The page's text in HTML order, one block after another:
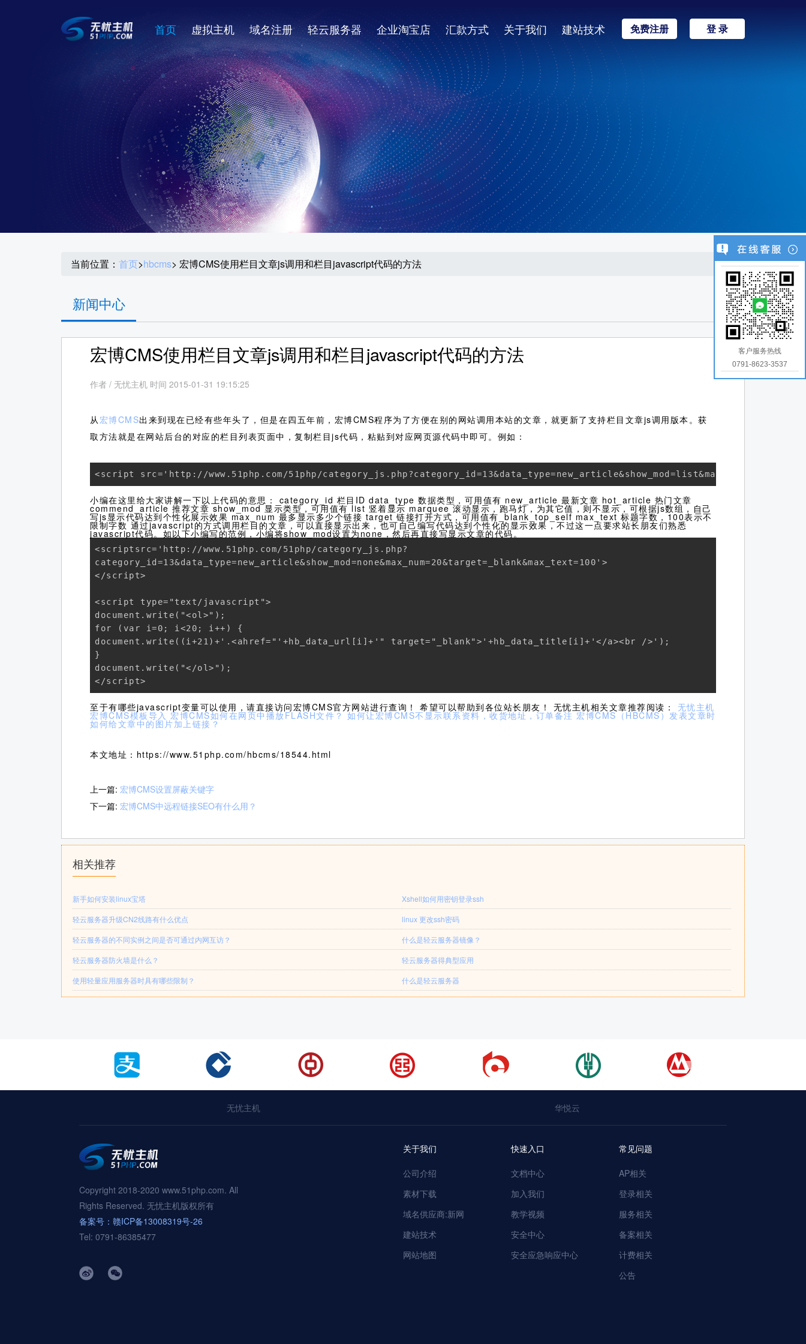
首页 虚拟主机 域名注册 轻云服务器 企业淘宝店 汇款方式 关于我们 建站技术 免费注册 登 录
当前位置： 首页>hbcms> 宏博CMS使用栏目文章js调用和栏目javascript代码的方法
新闻中心
宏博CMS使用栏目文章js调用和栏目javascript代码的方法
作者 / 无忧主机 时间 2015-01-31 19:15:25
从 宏博CMS出来到现在已经有些年头了，但是在四五年前，宏博CMS程序为了方便在别的网站调用本站的文章，就更新了支持栏目文章js调用版本。获
取方法就是在网站后台的对应的栏目列表页面中，复制栏目js代码，粘贴到对应网页源代码中即可。例如：
<script src='http://www.51php.com/51php/
小编在这里给大家讲解一下以上代码的意思： category_id 栏目ID data_type 数据类型，可用值有 new_article 最新文章 hot_article 热门文章
commend_article 推荐文章 show_mod 显示类型，可用值有 list 竖着显示 marquee 滚动显示，跑马灯，为其它值，则不显示，可根据js数组，自己
写js显示代码达到个性化展示效果 max_num 最多显示多少个链接 target 链接打开方式，可用值有_blank_top_self max_text 标题字数，100表示不
限制字数 通过javascript的方式调用栏目的文章，可以直接显示出来，也可自己编写代码达到个性化的显示效果，不过这一点要求站长朋友们熟悉
javascript代码。如以下小编写的范例，小编将show_mod设置为none，然后再直接写显示文章的代码。
<scriptsrc='http://www.51php.com/51php/category_js.php?
category_id=13&data_type=new_article&show_mod=none&max_num=20&target=_blank&max_text=100'>
</script>
<script type="text/javascript">
document.write("<ol>");
for (var i=0; i<20; i++) {
document.write((i+21)+'.<ahref="'+hb_data_url[i]+'" target="_blank">'+hb_data_title[i]+'</a><br />');
}
document.write("</ol>");
</script>
至于有哪些javascript变量可以使用，请直接访问宏博CMS官方网站进行查询！ 希望可以帮助到各位站长朋友！ 无忧主机相关文章推荐阅读： 无忧主机
宏博CMS模板导入 宏博CMS如何在网页中播放FLASH文件？ 如何让宏博CMS不显示联系资料，收货地址，订单备注 宏博CMS（HBCMS）发表文章时
如何给文章中的图片加上链接？
本文地址：https://www.51php.com/hbcms/18544.html
上一篇: 宏博CMS设置屏蔽关键字
下一篇: 宏博CMS中远程链接SEO有什么用？
相关推荐
新手如何安装linux宝塔
Xshell如何用密钥登录ssh
轻云服务器升级CN2线路有什么优点
linux 更改ssh密码
轻云服务器的不同实例之间是否可通过内网互访？
什么是轻云服务器镜像？
轻云服务器防火墙是什么？
轻云服务器得典型应用
使用轻量应用服务器时具有哪些限制？
什么是轻云服务器
无忧主机 华悦云
Copyright 2018-2020 www.51php.com. All
Rights Reserved. 无忧主机版权所有
备案号：赣ICP备13008319号-26
Tel: 0791-86385477
关于我们
公司介绍
素材下载
域名供应商:新网
建站技术
网站地图
快速入口
文档中心
加入我们
教学视频
安全中心
安全应急响应中心
常见问题
AP相关
登录相关
服务相关
备案相关
计费相关
公告
客户服务热线
0791-8623-3537